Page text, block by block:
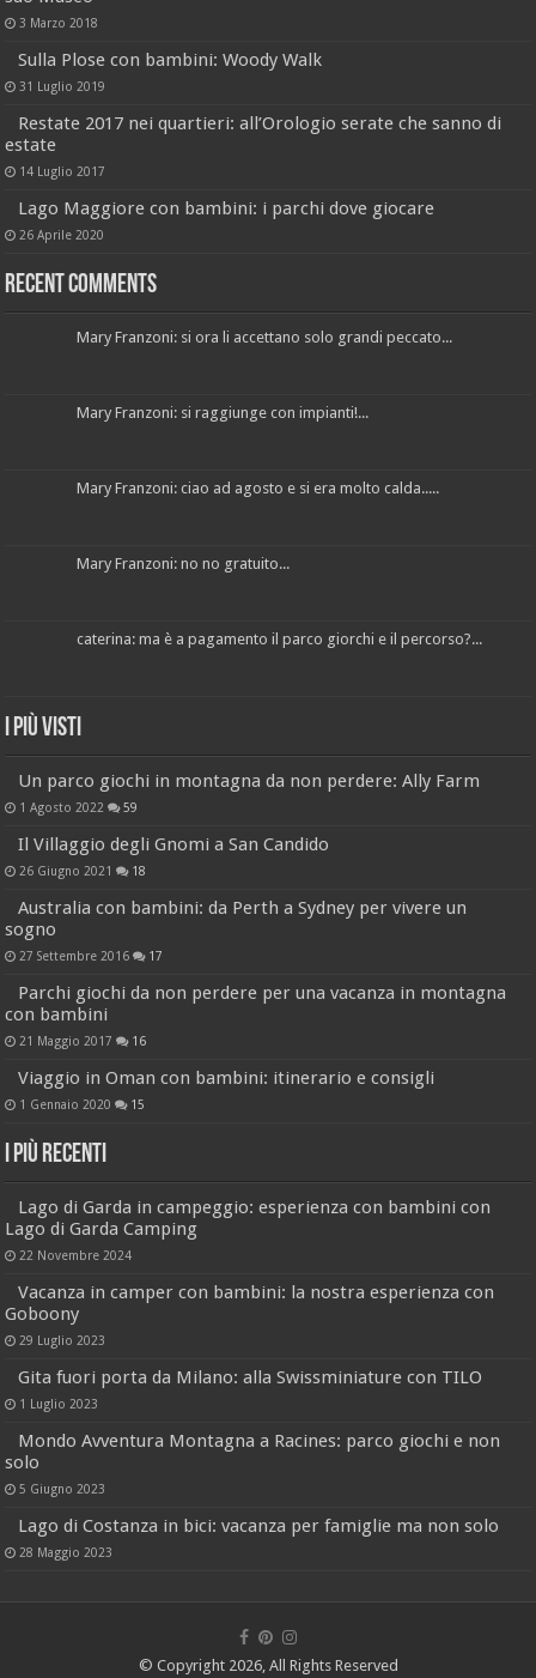
3 Marzo 2018
Sulla Plose con bambini: Woody Walk
31 Luglio 2019
Restate 2017 nei quartieri: all’Orologio serate che sanno di
estate
14 Luglio 2017
Lago Maggiore con bambini: i parchi dove giocare
26 Aprile 2020
Recent Comments
Mary Franzoni: si ora li accettano solo grandi peccato...
Mary Franzoni: si raggiunge con impianti!...
Mary Franzoni: ciao ad agosto e si era molto calda.....
Mary Franzoni: no no gratuito...
caterina: ma è a pagamento il parco giorchi e il percorso?...
I più visti
Un parco giochi in montagna da non perdere: Ally Farm
1 Agosto 2022 59
Il Villaggio degli Gnomi a San Candido
26 Giugno 2021 18
Australia con bambini: da Perth a Sydney per vivere un
sogno
27 Settembre 2016 17
Parchi giochi da non perdere per una vacanza in montagna
con bambini
21 Maggio 2017 16
Viaggio in Oman con bambini: itinerario e consigli
1 Gennaio 2020 15
I più recenti
Lago di Garda in campeggio: esperienza con bambini con
Lago di Garda Camping
22 Novembre 2024
Vacanza in camper con bambini: la nostra esperienza con
Goboony
29 Luglio 2023
Gita fuori porta da Milano: alla Swissminiature con TILO
1 Luglio 2023
Mondo Avventura Montagna a Racines: parco giochi e non
solo
5 Giugno 2023
Lago di Costanza in bici: vacanza per famiglie ma non solo
28 Maggio 2023
© Copyright 2026, All Rights Reserved